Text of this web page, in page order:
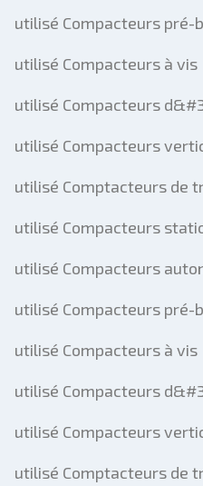
utilisé Compacteurs pré-
utilisé Compacteurs à vis
utilisé Compacteurs
utilisé Compacteurs
utilisé Comptacteurs de
utilisé Compacteurs
utilisé Compacteurs
utilisé Compacteurs pré-
utilisé Compacteurs à vis
utilisé Compacteurs
utilisé Compacteurs
utilisé Comptacteurs de